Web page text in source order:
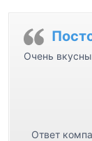
Очень
Ответ